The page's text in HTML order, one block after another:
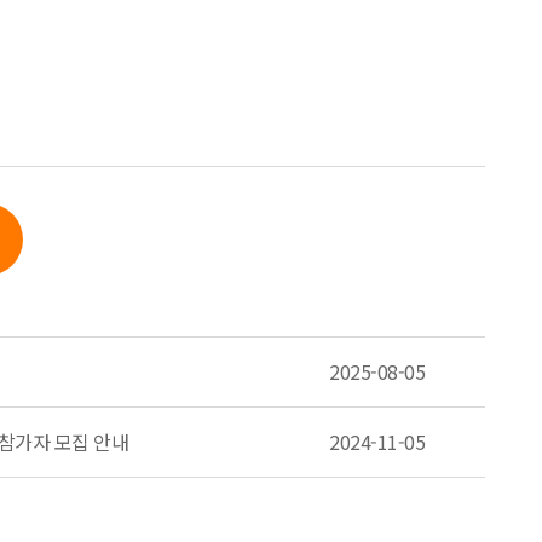
2025-08-05
가자 모집 안내 2024-11-05